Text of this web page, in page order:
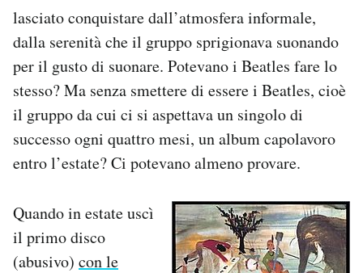
lasciato conquistare dall’atmosfera informale,
dalla serenità che il gruppo sprigionava suonando
per il gusto di suonare. Potevano i Beatles fare lo
stesso? Ma senza smettere di essere i Beatles, cioè
il gruppo da cui ci si aspettava un singolo di
successo ogni quattro mesi, un album capolavoro
entro l’estate? Ci potevano almeno provare.
Quando in estate uscì
il primo disco
(abusivo) con le